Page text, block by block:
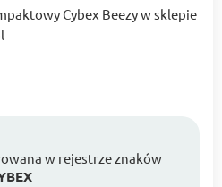
Cybex Beezy w sklepie
w rejestrze znaków